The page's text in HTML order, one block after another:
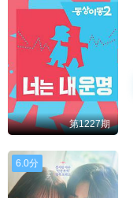
第1227期
6.0分